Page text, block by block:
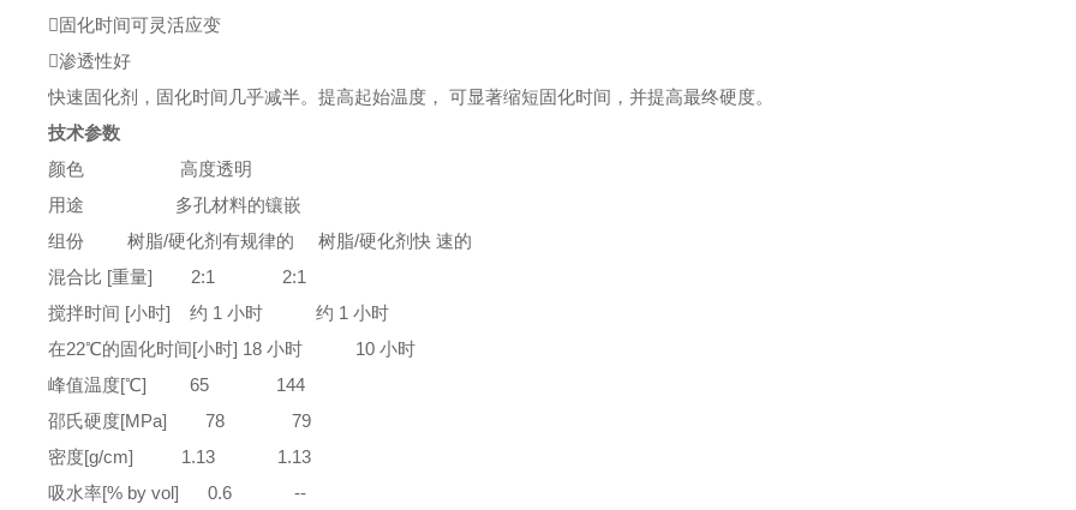
固化时间可灵活应变
渗透性好
快速固化剂，固化时间几乎减半。提高起始温度， 可显著缩短固化时间，并提高最终硬度。
技术参数
颜色高度透明
用途 多孔材料的镶嵌
组份 树脂/硬化剂有规律的 树脂/硬化剂快 速的
混合比 [重量] 2:1
2:1
搅拌时间 [小时] 约 1 小时 约 1 小时
在22℃的固化时间[小时] 18 小时 10 小时
峰值温度[℃] 65 144
邵氏硬度[MPa] 78 79
密度[g/cm] 1.13 1.13
吸水率[% by vol] 0.6 --